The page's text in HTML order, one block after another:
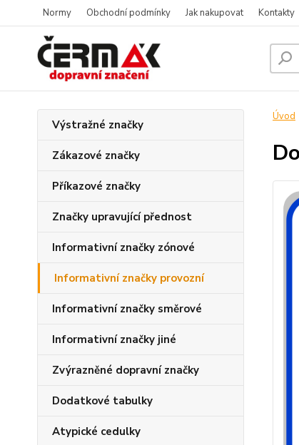
Normy Obchodní podmínky Jak nakupovat Kontakty
Výstražné značky
Zákazové značky
Příkazové značky
Značky upravující přednost
Informativní značky zónové
Informativní značky provozní
Informativní značky směrové
Informativní značky jiné
Zvýrazněné dopravní značky
Dodatkové tabulky
Atypické cedulky
Úvod